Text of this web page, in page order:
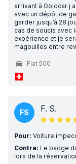
arrivant à Goldcar j
avec un dépôt de
garder jusqu’à 28
cas de soucis avec
expérience et je
magouilles entre
Fiat 500
FS F. S.
Pour: Voiture
Contre: Le badge
lors de la